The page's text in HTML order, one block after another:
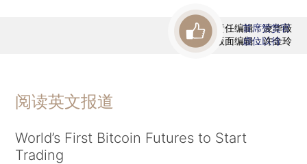
责任编辑：凌华薇
版面编辑：许金玲
首席赞赏官
虚位以待
阅读英文报道
World’s First Bitcoin Futures to Start
Trading